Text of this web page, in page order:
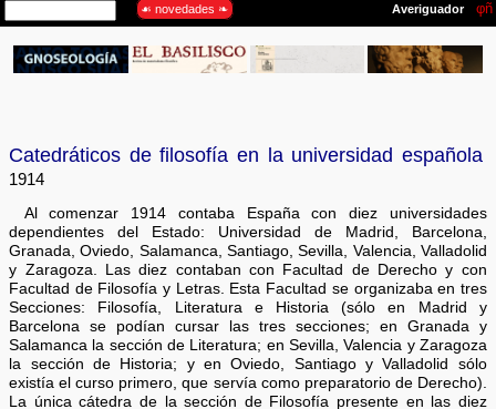
Catedráticos de filosofía en la universidad española
1914
Al comenzar 1914 contaba España con diez universidades
dependientes del Estado: Universidad de Madrid, Barcelona,
Granada, Oviedo, Salamanca, Santiago, Sevilla, Valencia, Valladolid
y Zaragoza. Las diez contaban con Facultad de Derecho y con
Facultad de Filosofía y Letras. Esta Facultad se organizaba en tres
Secciones: Filosofía, Literatura e Historia (sólo en Madrid y
Barcelona se podían cursar las tres secciones; en Granada y
Salamanca la sección de Literatura; en Sevilla, Valencia y Zaragoza
la sección de Historia; y en Oviedo, Santiago y Valladolid sólo
existía el curso primero, que servía como preparatorio de Derecho).
La única cátedra de la sección de Filosofía presente en las diez